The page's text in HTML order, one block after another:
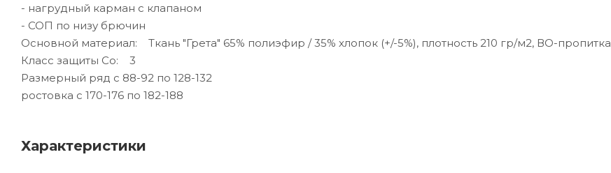
- нагрудный карман с клапаном
- СОП по низу брючин
Основной материал: Ткань "Грета" 65% полиэфир / 35% хлопок (+/-5%), плотность 210 гр/м2, ВО-пропитка
Класс защиты Со: 3
Размерный ряд с 88-92 по 128-132
ростовка с 170-176 по 182-188
Характеристики